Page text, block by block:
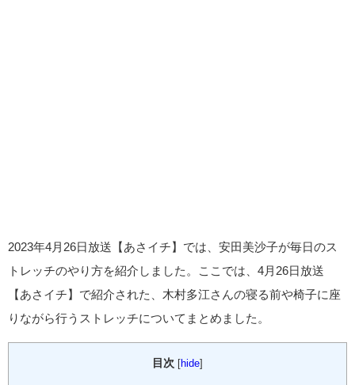
2023年4月26日放送【あさイチ】では、安田美沙子が毎日のス
トレッチのやり方を紹介しました。ここでは、4月26日放送
【あさイチ】で紹介された、木村多江さんの寝る前や椅子に座
りながら行うストレッチについてまとめました。
目次 hide